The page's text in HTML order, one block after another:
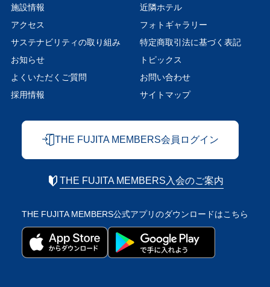
施設情報
近隣ホテル
アクセス
フォトギャラリー
サステナビリティの取り組み
特定商取引法に基づく表記
お知らせ
トピックス
よくいただくご質問
お問い合わせ
採用情報
サイトマップ
THE FUJITA MEMBERS会員ログイン
THE FUJITA MEMBERS入会のご案内
THE FUJITA MEMBERS公式アプリのダウンロードはこちら